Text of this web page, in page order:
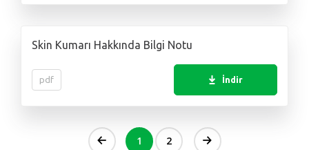
Skin Kumarı Hakkında Bilgi Notu
pdf İndir
1 2